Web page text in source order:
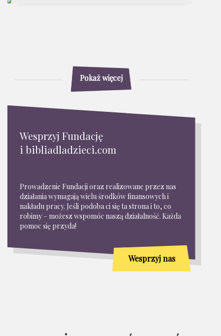
Pokaż więcej
Wesprzyj Fundację
i bibliadladzieci.com
Prowadzenie Fundacji oraz realizowane przez nas
działania wymagają wielu środków finansowych i
nakładu pracy. Jeśli podoba ci się ta strona i to, co
robimy – możesz wspomóc naszą działalność. Każda
pomoc się przyda!
Wesprzyj nas